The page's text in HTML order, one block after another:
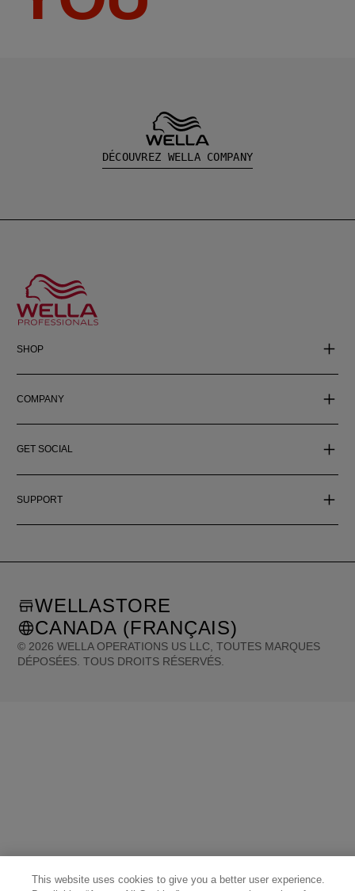
DÉCOUVREZ WELLA COMPANY
SHOP
COMPANY
GET SOCIAL
SUPPORT
© 2026 WELLA OPERATIONS US LLC, TOUTES MARQUES
DÉPOSÉES. TOUS DROITS RÉSERVÉS.
WELLASTORE
CANADA (FRANÇAIS)
This website uses cookies to give you a better user experience.